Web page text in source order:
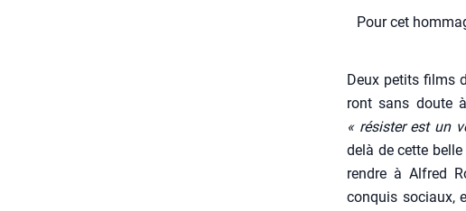
Pour cet
Deux petits films
ront sans doute
« résis­ter est un
delà de cette
rendre à Alfred
conquis sociaux,